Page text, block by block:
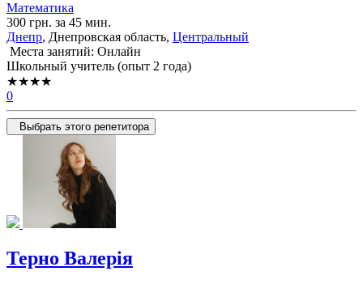
Математика
300 грн. за 45 мин.
Днепр, Днепровская область, Центральный
Места занятий: Онлайн
Школьный учитель (опыт 2 года)
★★★★
0
Выбрать этого репетитора
Терно Валерія